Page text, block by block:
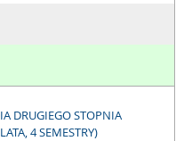
DRUGIEGO STOPNIA
4 SEMESTRY)